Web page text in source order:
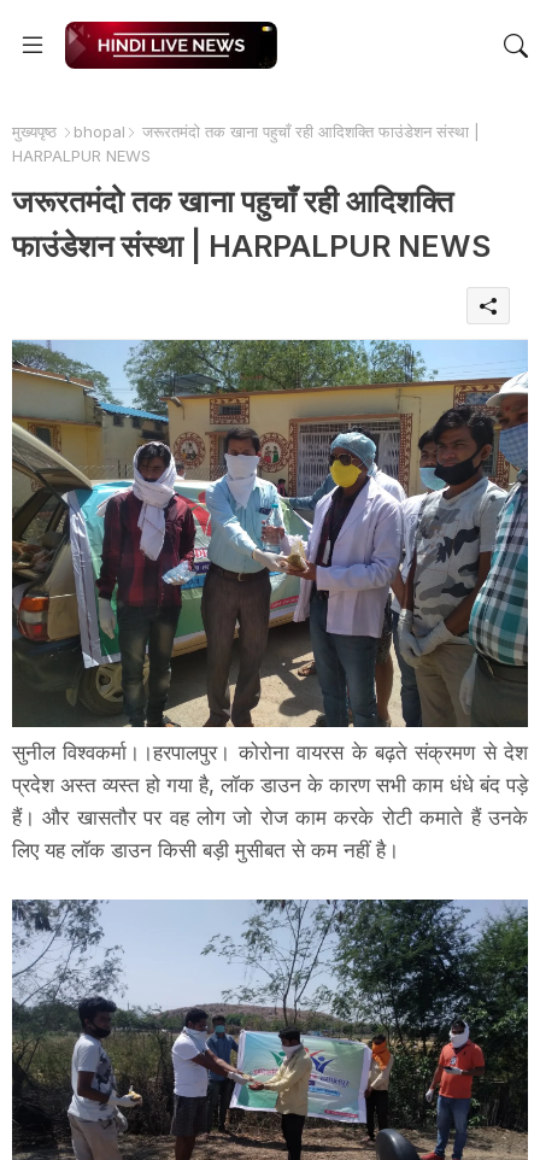
मुख्यपृष्ठ bhopal
जरूरतमंदो तक खाना पहुचाँ रही आदिशक्ति फाउंडेशन संस्था |
HARPALPUR NEWS
जरूरतमंदो तक खाना पहुचाँ रही आदिशक्ति
फाउंडेशन संस्था | HARPALPUR NEWS
सुनील विश्वकर्मा।।हरपालपुर। कोरोना वायरस के बढ़ते संक्रमण से देश
प्रदेश अस्त व्यस्त हो गया है, लॉक डाउन के कारण सभी काम धंधे बंद पड़े
हैं। और खासतौर पर वह लोग जो रोज काम करके रोटी कमाते हैं उनके
लिए यह लॉक डाउन किसी बड़ी मुसीबत से कम नहीं है।